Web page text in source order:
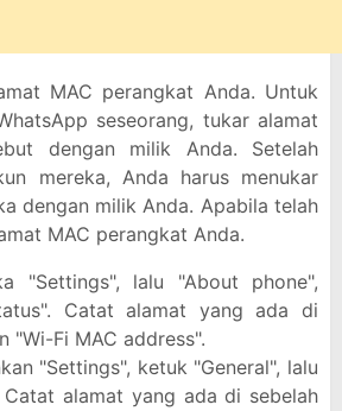
MAC perangkat Anda. Untuk
seseorang, tukar alamat
dengan milik Anda. Setelah
mereka, Anda harus menukar
dengan milik Anda. Apabila telah
MAC perangkat Anda.
"Settings", lalu "About phone",
Catat alamat yang ada di
"Wi-Fi MAC address".
"Settings", ketuk "General", lalu
alamat yang ada di sebelah